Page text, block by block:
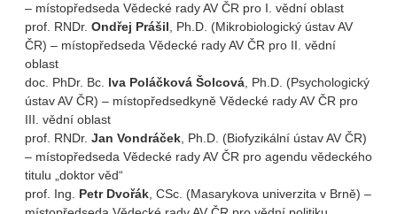
– místopředseda Vědecké rady AV ČR pro I. vědní oblast
prof. RNDr. Ondřej Prášil , Ph.D. (Mikrobiologický ústav AV
ČR) – místopředseda Vědecké rady AV ČR pro II. vědní
oblast
doc. PhDr. Bc. lva Poláčková Šolcová , Ph.D. (Psychologický
ústav AV ČR) – místopředsedkyně Vědecké rady AV ČR pro
III. vědní oblast
prof. RNDr. Jan Vondráček , Ph.D. (Biofyzikální ústav AV ČR)
– místopředseda Vědecké rady AV ČR pro agendu vědeckého
titulu „doktor věd“
prof. Ing. Petr Dvořák , CSc. (Masarykova univerzita v Brně) –